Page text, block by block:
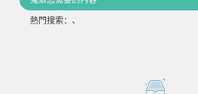
熱門搜索： 、